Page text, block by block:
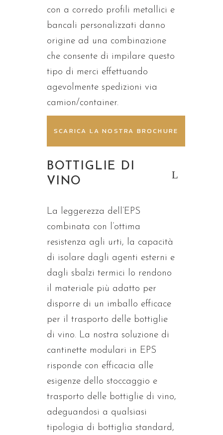
con a corredo profili metallici e
bancali personalizzati danno
origine ad una combinazione
che consente di impilare questo
tipo di merci effettuando
agevolmente spedizioni via
camion/container.
SCARICA LA NOSTRA BROCHURE
BOTTIGLIE DI
VINO
La leggerezza dell’EPS
combinata con l’ottima
resistenza agli urti, la capacità
di isolare dagli agenti esterni e
dagli sbalzi termici lo rendono
il materiale più adatto per
disporre di un imballo efficace
per il trasporto delle bottiglie
di vino. La nostra soluzione di
cantinette modulari in EPS
risponde con efficacia alle
esigenze dello stoccaggio e
trasporto delle bottiglie di vino,
adeguandosi a qualsiasi
tipologia di bottiglia standard,